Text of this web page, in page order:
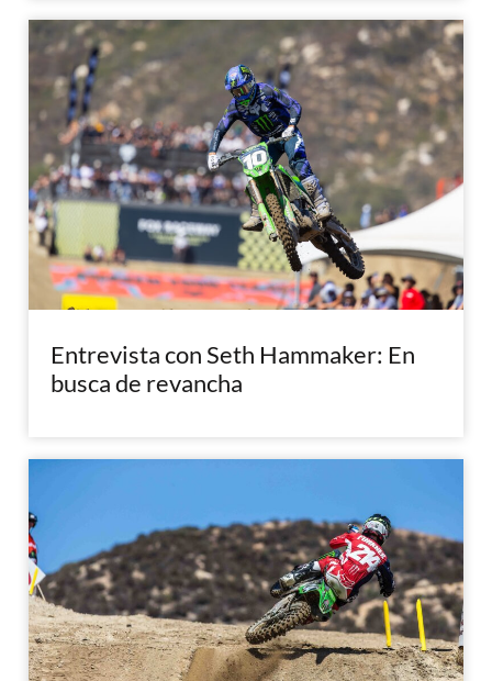
Entrevista con Seth Hammaker: En
busca de revancha